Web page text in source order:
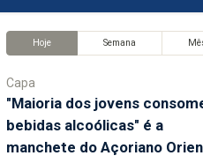
Hoje Semana
Capa
"Maioria dos jovens
bebidas alcoólicas" é a
manchete do Açoriano